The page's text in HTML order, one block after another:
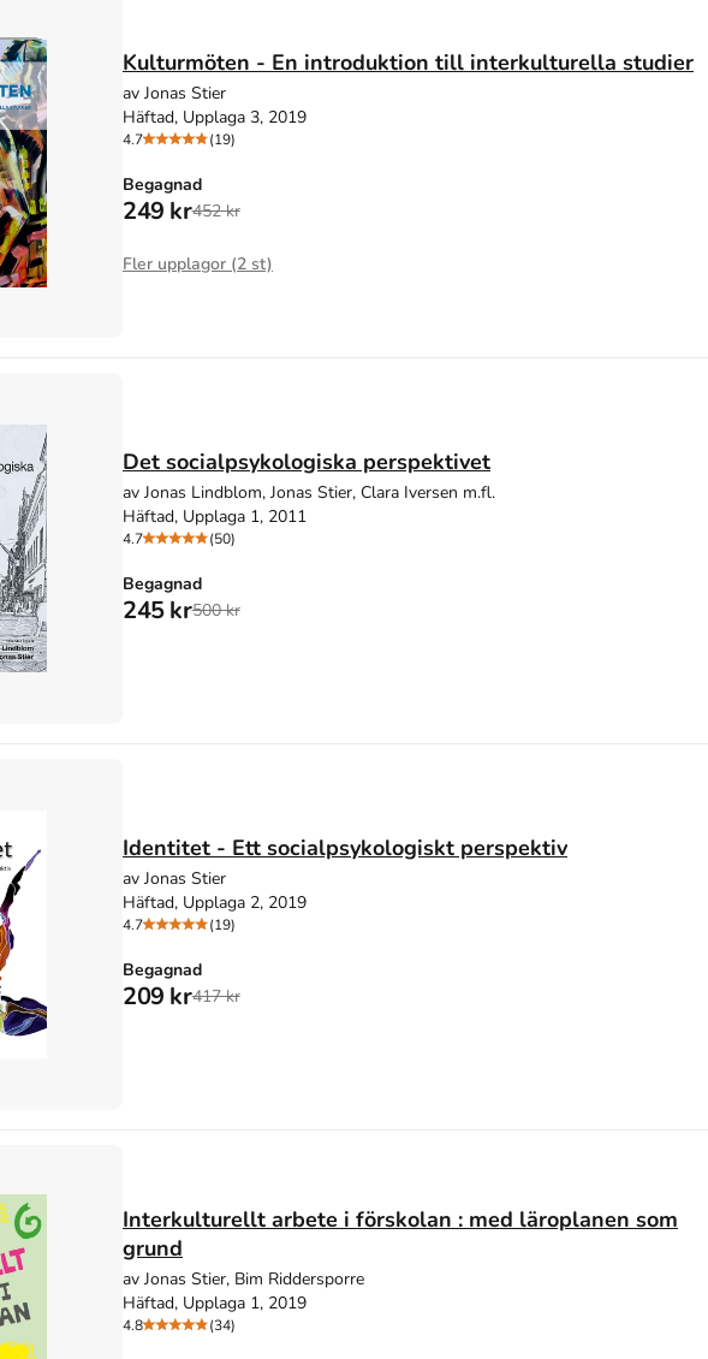
Kulturmöten - En introduktion till interkulturella studier
av Jonas Stier
Häftad, Upplaga 3, 2019
4.7 (19)
Begagnad
249 kr452 kr
Fler upplagor (2 st)
Det socialpsykologiska perspektivet
av Jonas Lindblom, Jonas Stier, Clara Iversen m.fl.
Häftad, Upplaga 1, 2011
4.7 (50)
Begagnad
245 kr500 kr
Identitet - Ett socialpsykologiskt perspektiv
av Jonas Stier
Häftad, Upplaga 2, 2019
4.7 (19)
Begagnad
209 kr417 kr
Interkulturellt arbete i förskolan : med läroplanen som
grund
av Jonas Stier, Bim Riddersporre
Häftad, Upplaga 1, 2019
4.8 (34)